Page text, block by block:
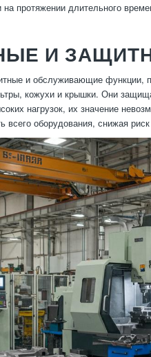
протяжении длительного
И
и обслуживающие функции,
кожухи и крышки. Они
нагрузок, их значение
всего оборудования, снижая